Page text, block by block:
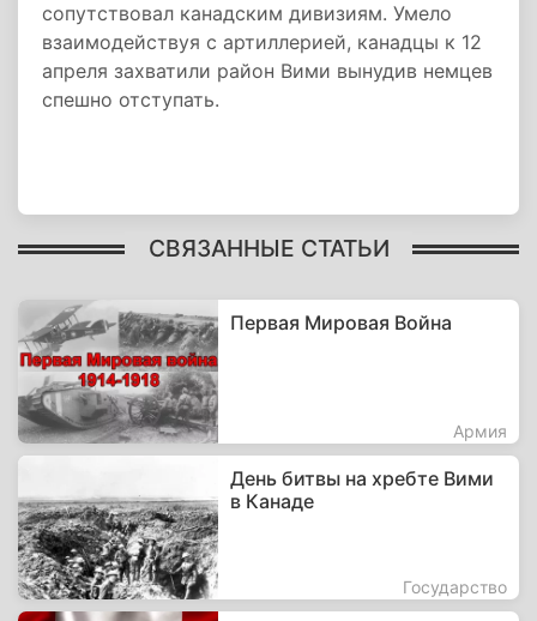
сопутствовал канадским дивизиям. Умело
взаимодействуя с артиллерией, канадцы к 12
апреля захватили район Вими вынудив немцев
спешно отступать.
СВЯЗАННЫЕ СТАТЬИ
Первая Мировая Война
Армия
День битвы на хребте Вими
в Канаде
Государство